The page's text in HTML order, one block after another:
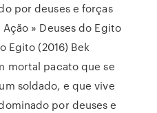
por deuses e forças
» Deuses do Egito
Egito (2016) Bek
mortal pacato que se
soldado, e que vive
por deuses e